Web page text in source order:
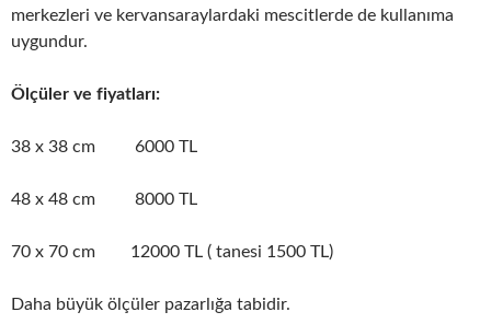
merkezleri ve kervansaraylardaki mescitlerde de kullanıma
uygundur.
Ölçüler ve fiyatları:
38 x 38 cm 6000 TL
48 x 48 cm 8000 TL
70 x 70 cm 12000 TL ( tanesi 1500 TL)
Daha büyük ölçüler pazarlığa tabidir.